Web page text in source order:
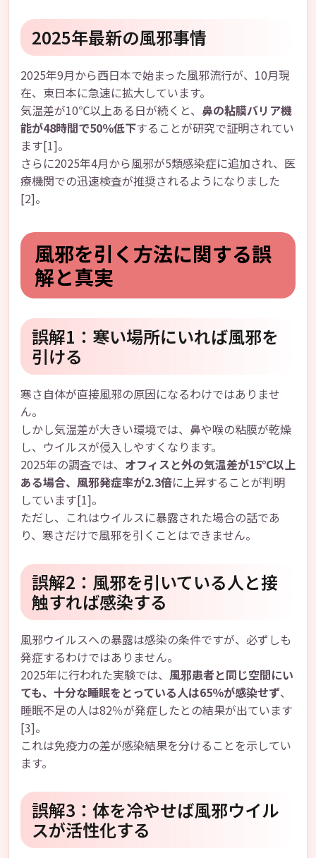
2025年最新の風邪事情
2025年9月から西日本で始まった風邪流行が、10月現
在、東日本に急速に拡大しています。
気温差が10℃以上ある日が続くと、 鼻の粘膜バリア機
能が48時間で50％低下することが研究で証明されてい
ます[1]。
さらに2025年4月から風邪が5類感染症に追加され、医
療機関での迅速検査が推奨されるようになりました
[2]。
風邪を引く方法に関する誤
解と真実
誤解1：寒い場所にいれば風邪を
引ける
寒さ自体が直接風邪の原因になるわけではありませ
ん。
しかし気温差が大きい環境では、鼻や喉の粘膜が乾燥
し、ウイルスが侵入しやすくなります。
2025年の調査では、 オフィスと外の気温差が15℃以上
ある場合、風邪発症率が2.3倍に上昇することが判明
しています[1]。
ただし、これはウイルスに暴露された場合の話であ
り、寒さだけで風邪を引くことはできません。
誤解2：風邪を引いている人と接
触すれば感染する
風邪ウイルスへの暴露は感染の条件ですが、必ずしも
発症するわけではありません。
2025年に行われた実験では、 風邪患者と同じ空間にい
ても、十分な睡眠をとっている人は65％が感染せず、
睡眠不足の人は82％が発症したとの結果が出ています
[3]。
これは免疫力の差が感染結果を分けることを示してい
ます。
誤解3：体を冷やせば風邪ウイル
スが活性化する